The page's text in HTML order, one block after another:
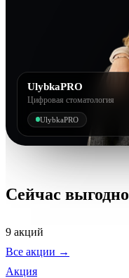
UlybkaPRO
Цифровая стоматология
UlybkaPRO
Сейчас выгодно
9 акций
Все акции →
Акция